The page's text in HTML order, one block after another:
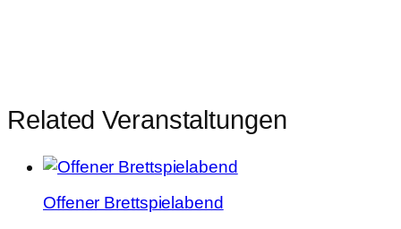
Related Veranstaltungen
Offener Brettspielabend